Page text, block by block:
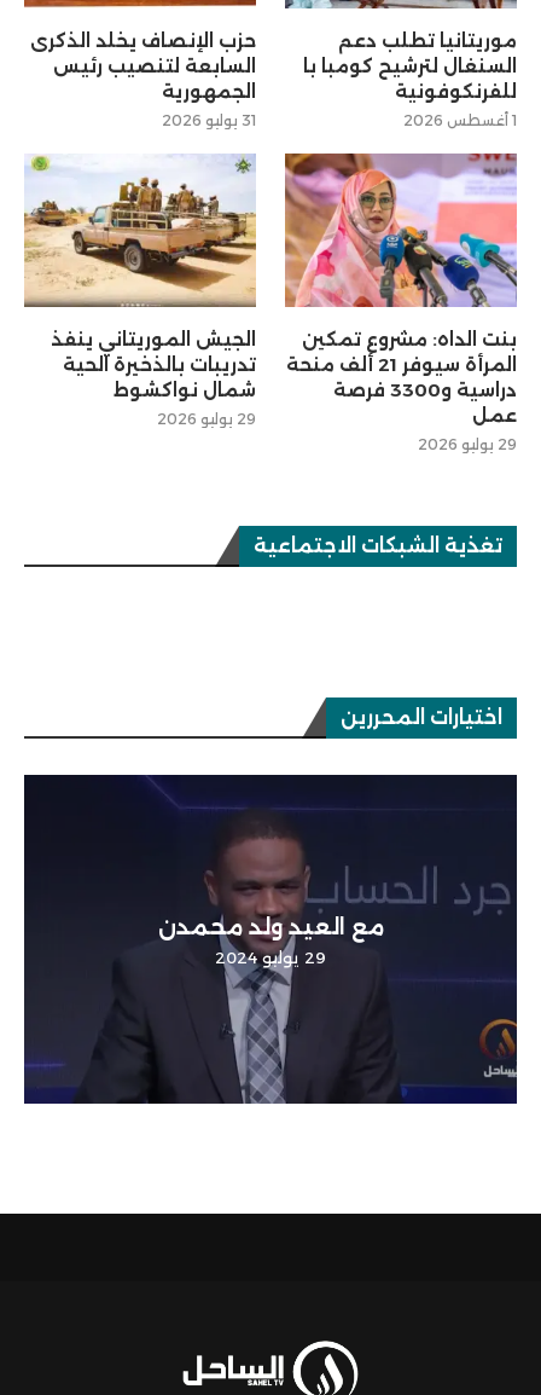
موريتانيا تطلب دعم
السنغال لترشيح كومبا با
للفرنكوفونية
1 أغسطس 2026
حزب الإنصاف يخلد الذكرى
السابعة لتنصيب رئيس
الجمهورية
31 يوليو 2026
بنت الداه: مشروع تمكين
المرأة سيوفر 21 ألف منحة
دراسية و3300 فرصة
عمل
29 يوليو 2026
الجيش الموريتاني ينفذ
تدريبات بالذخيرة الحية
شمال نواكشوط
29 يوليو 2026
تغذية الشبكات الاجتماعية
اختيارات المحررين
مع العيد ولد محمدن
29 يوليو 2024